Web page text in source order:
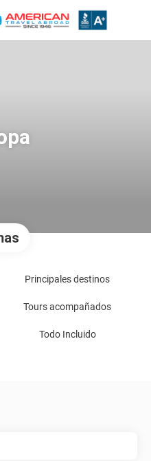
Principales destinos
Tours acompañados
Todo Incluido